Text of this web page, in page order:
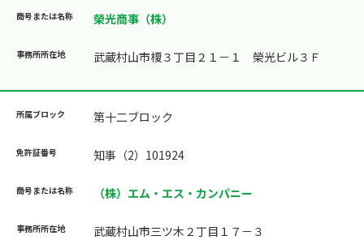
榮光商事（株）
武蔵村山市榎３丁目２１－１ 榮光ビル３Ｆ
第十二ブロック
知事（2）101924
（株）エム・エス・カンパニー
武蔵村山市三ツ木２丁目１７－３